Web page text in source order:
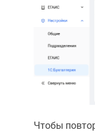
Чтобы